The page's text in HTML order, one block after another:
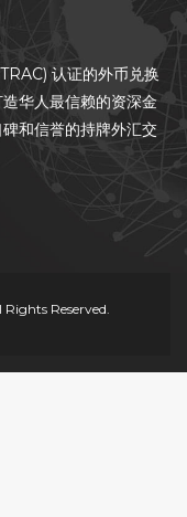
认证的外币兑换
华人最信赖的资深金
和信誉的持牌外汇交
Reserved.